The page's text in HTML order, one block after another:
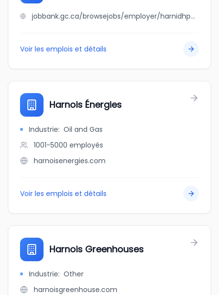
jobbank.gc.ca/browsejobs/employer/harnidhpal+canada+inc/ca
Voir les emplois et détails
Harnois Énergies
Industrie: Oil and Gas
1001-5000 employés
harnoisenergies.com
Voir les emplois et détails
Harnois Greenhouses
Industrie: Other
harnoisgreenhouse.com